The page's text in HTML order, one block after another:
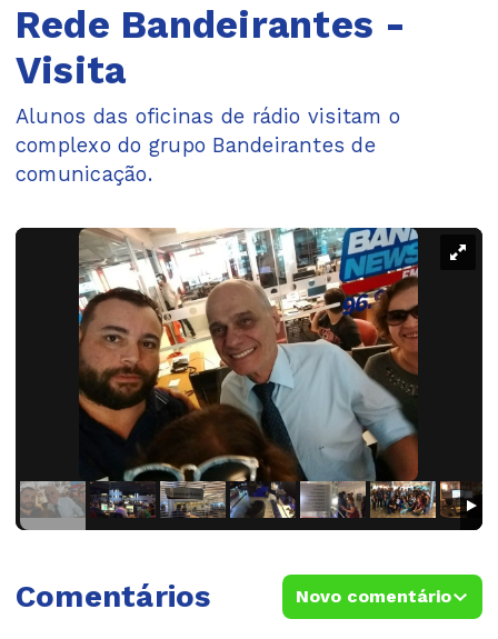
Rede Bandeirantes -
Visita
Alunos das oficinas de rádio visitam o
complexo do grupo Bandeirantes de
comunicação.
Comentários Novo comentário